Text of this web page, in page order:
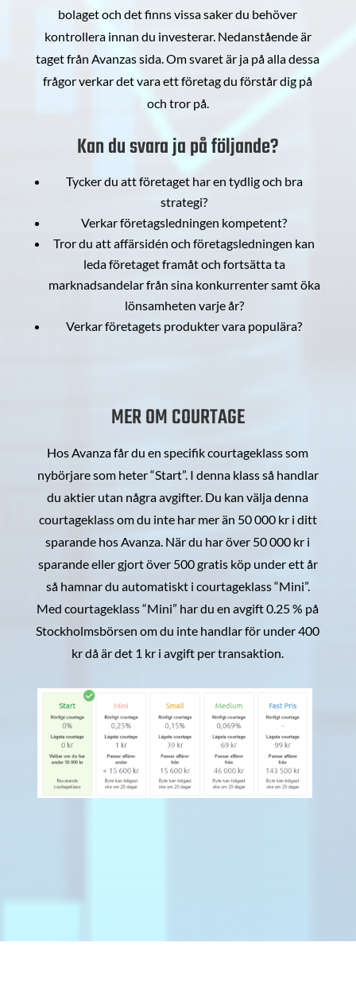
bolaget och det finns vissa saker du behöver
kontrollera innan du investerar. Nedanstående är
taget från Avanzas sida. Om svaret är ja på alla dessa
frågor verkar det vara ett företag du förstår dig på
och tror på.
Kan du svara ja på följande?
Tycker du att företaget har en tydlig och bra
strategi?
Verkar företagsledningen kompetent?
Tror du att affärsidén och företagsledningen kan
leda företaget framåt och fortsätta ta
marknadsandelar från sina konkurrenter samt öka
lönsamheten varje år?
Verkar företagets produkter vara populära?
MER OM COURTAGE
Hos Avanza får du en specifik courtageklass som
nybörjare som heter “Start”. I denna klass så handlar
du aktier utan några avgifter. Du kan välja denna
courtageklass om du inte har mer än 50 000 kr i ditt
sparande hos Avanza. När du har över 50 000 kr i
sparande eller gjort över 500 gratis köp under ett år
så hamnar du automatiskt i courtageklass “Mini”.
Med courtageklass “Mini” har du en avgift 0.25 % på
Stockholmsbörsen om du inte handlar för under 400
kr då är det 1 kr i avgift per transaktion.